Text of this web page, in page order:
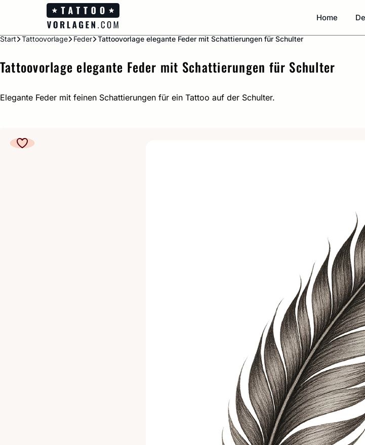
Home
Start Tattoovorlage Feder Tattoovorlage elegante Feder mit Schattierungen für Schulter
Tattoovorlage elegante Feder mit Schattierungen für Schulter
Elegante Feder mit feinen Schattierungen für ein Tattoo auf der Schulter.